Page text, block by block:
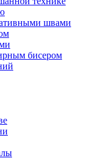
швами
бисером